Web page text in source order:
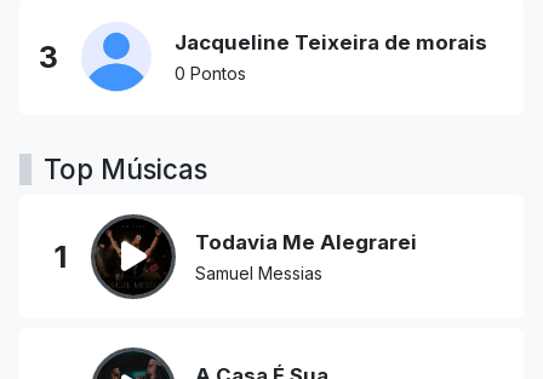
3 Jacqueline Teixeira de morais
0 Pontos
Top Músicas
1 Todavia Me Alegrarei
Samuel Messias